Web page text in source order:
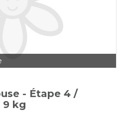
horticole
Emplois
à la clientèle
joindre- Étape 4 /
9 kg